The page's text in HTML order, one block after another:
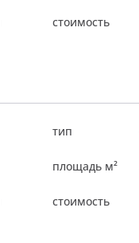
стоимость
тип
площадь м²
стоимость